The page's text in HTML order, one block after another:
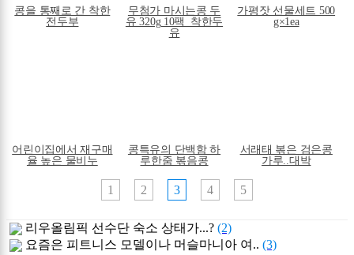
콩을 통째로 간 착한
전두부
무첨가 마시는콩 두
유 320g 10팩_착한두
유
가평잣 선물세트 500
g×1ea
어린이집에서 재구매
율 높은 물비누
콩특유의 단백함 하
루한줌 볶음콩
서래태 볶은 검은콩
가루..대박
1 2 3 4 5
리우올림픽 선수단 숙소 상태가...? (2)
요즘은 피트니스 모델이나 머슬마니아 여.. (3)